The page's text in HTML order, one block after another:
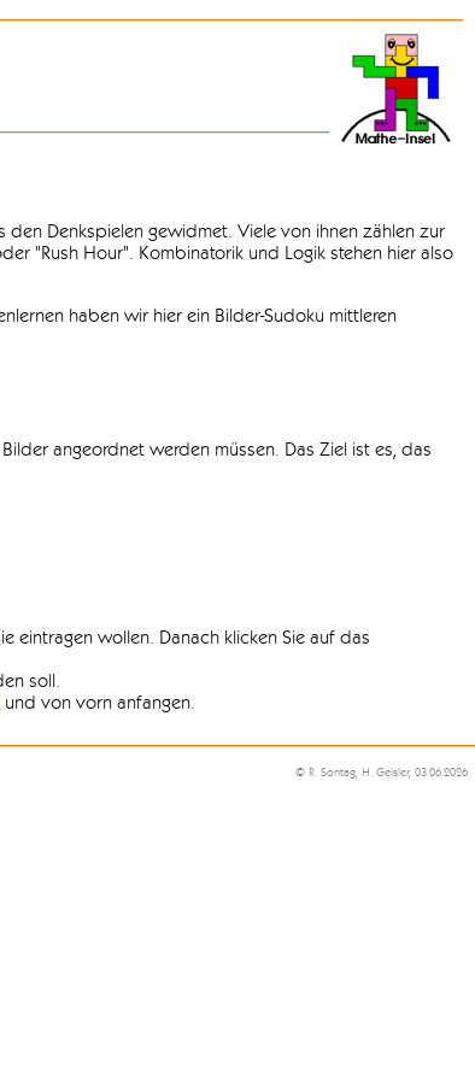
Denkspielen gewidmet. Viele von ihnen zählen zur
"Rush Hour". Kombinatorik und Logik stehen hier also
haben wir hier ein Bilder-Sudoku mittleren
angeordnet werden müssen. Das Ziel ist es, das
eintragen wollen. Danach klicken Sie auf das
soll.
und von vorn anfangen.
© R. Sontag, H. Geisler, 03.06.2026